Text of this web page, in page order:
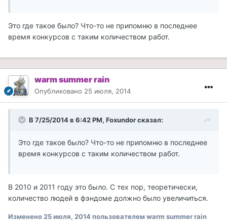
Это где такое было? Что-то не припомню в последнее
время конкурсов с таким количеством работ.
warm summer rain
Опубликовано 25 июля, 2014
В 7/25/2014 в 6:42 PM, Foxundor сказал:
Это где такое было? Что-то не припомню в последнее
время конкурсов с таким количеством работ.
В 2010 и 2011 году это было. С тех пор, теоретически,
количество людей в фэндоме должно было увеличиться.
Изменено 25 июля, 2014пользователем warm summer rain